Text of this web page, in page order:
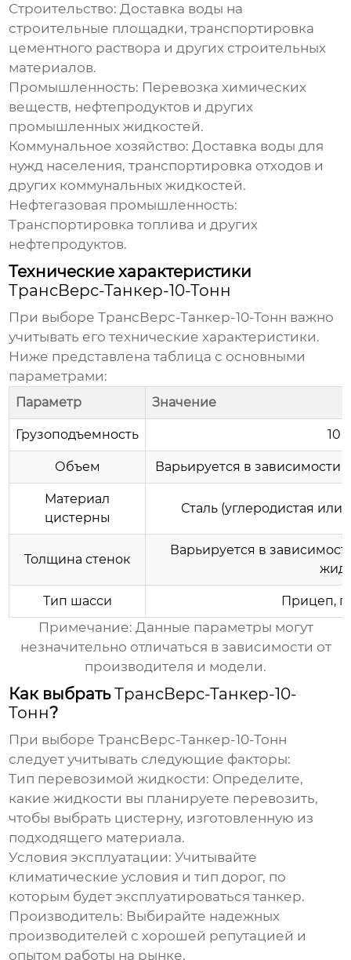
Строительство: Доставка воды на
строительные площадки, транспортировка
цементного раствора и других строительных
материалов.
Промышленность: Перевозка химических
веществ, нефтепродуктов и других
промышленных жидкостей.
Коммунальное хозяйство: Доставка воды для
нужд населения, транспортировка отходов и
других коммунальных жидкостей.
Нефтегазовая промышленность:
Транспортировка топлива и других
нефтепродуктов.
Технические характеристики
ТрансВерс-Танкер-10-Тонн
При выбореТрансВерс-Танкер-10-Тонн важно
учитывать его технические характеристики.
Ниже представлена таблица с основными
параметрами:
Параметр Значение
Грузоподъемность 10
Объем Варьируется в зависимости
Материал
цистерны
Сталь (углеродистая
Толщина стенок
Варьируется в
Тип шасси Прицеп,
Примечание: Данные параметры могут
незначительно отличаться в зависимости от
производителя и модели.
Как выбратьТрансВерс-Танкер-10-
Тонн?
При выбореТрансВерс-Танкер-10-Тонн
следует учитывать следующие факторы:
Тип перевозимой жидкости: Определите,
какие жидкости вы планируете перевозить,
чтобы выбрать цистерну, изготовленную из
подходящего материала.
Условия эксплуатации: Учитывайте
климатические условия и тип дорог, по
которым будет эксплуатироваться танкер.
Производитель: Выбирайте надежных
производителей с хорошей репутацией и
опытом работы на рынке.